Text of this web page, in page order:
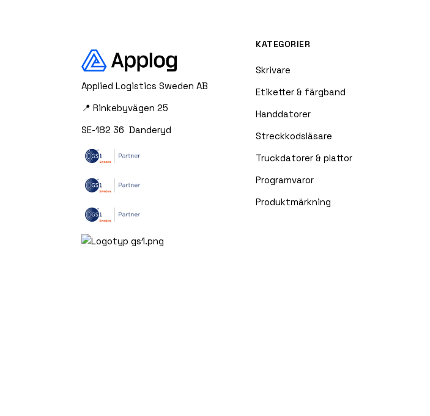
Applied Logistics Sweden AB
📍 Rinkebyvägen 25
SE-182 36 Danderyd
KATEGORIER
Skrivare
Etiketter & färgband
Handdatorer
Streckkodsläsare
Truckdatorer & plattor
Programvaror
Produktmärkning